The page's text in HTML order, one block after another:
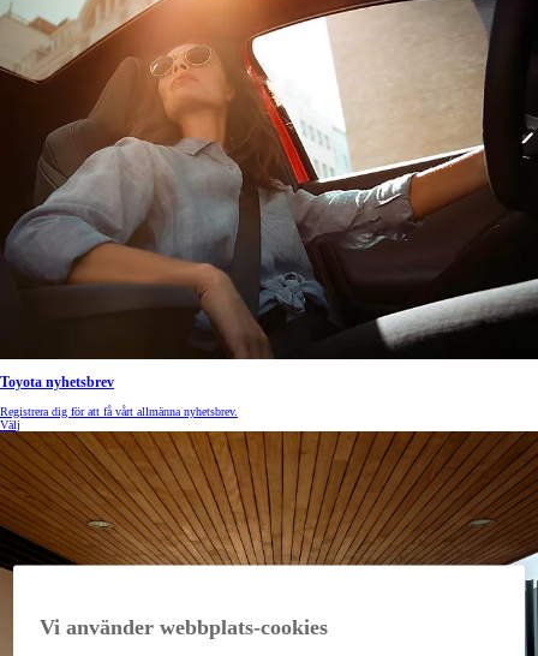
Toyota nyhetsbrev
Registrera dig för att få vårt allmänna nyhetsbrev.
Välj
Vi använder webbplats-cookies